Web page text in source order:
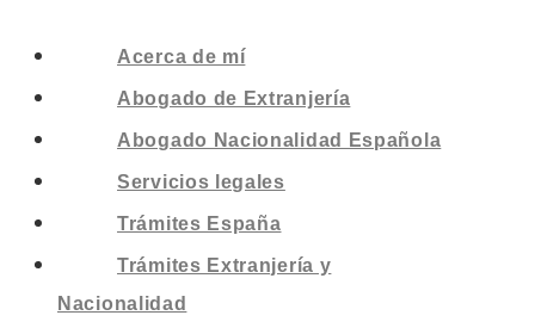
Acerca de mí
Abogado de Extranjería
Abogado Nacionalidad Española
Servicios legales
Trámites España
Trámites Extranjería y
Nacionalidad